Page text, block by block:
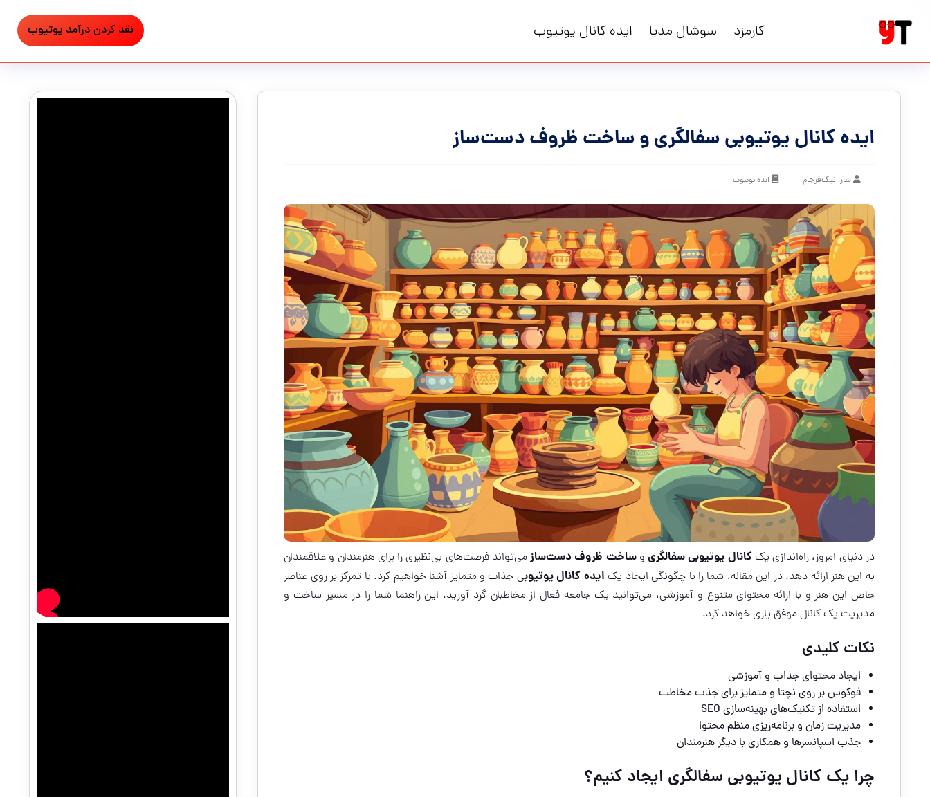
کارمزد سوشال مدیا ایده کانال یوتیوب نقد کردن درآمد یوتیوب
ایده کانال یوتیوبی سفالگری و ساخت ظروف دست‌ساز
سارا نیک‌فرجام ایده یوتیوب
در دنیای امروز، راه‌اندازی یککانال یوتیوبی سفالگریوساخت ظروف دست‌سازمی‌تواند فرصت‌های بی‌نظیری را برای هنرمندان و علاقمندان
به این هنر ارائه دهد. در این مقاله، شما را با چگونگی ایجاد یک ایده کانال یوتیوبی جذاب و متمایز آشنا خواهیم کرد. با تمرکز بر روی عناصر
خاص این هنر و با ارائه محتوای متنوع و آموزشی، می‌توانید یک جامعه فعال از مخاطبان گرد آورید. این راهنما شما را در مسیر ساخت و
مدیریت یک کانال موفق یاری خواهد کرد.
نکات کلیدی
ایجاد محتوای جذاب و آموزشی
فوکوس بر روی نچتا و متمایز برای جذب مخاطب
استفاده از تکنیک‌های بهینه‌سازی SEO
مدیریت زمان و برنامه‌ریزی منظم محتوا
جذب اسپانسرها و همکاری با دیگر هنرمندان
چرا یک کانال یوتیوبی سفالگری ایجاد کنیم؟